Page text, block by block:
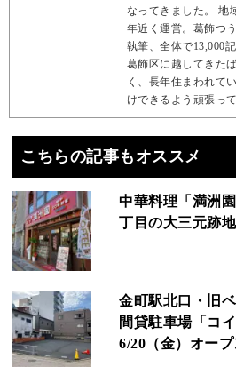
なってきました。 地
年近く運営。葛飾つ
執筆、全体で13,000
葛飾区に越してきた
く、長年住まわれて
けできるよう頑張っ
こちらの記事もオススメ
中華料理「満洲
丁目の大三元跡
金町駅北口・旧
間貸駐車場「コ
6/20（金）オー